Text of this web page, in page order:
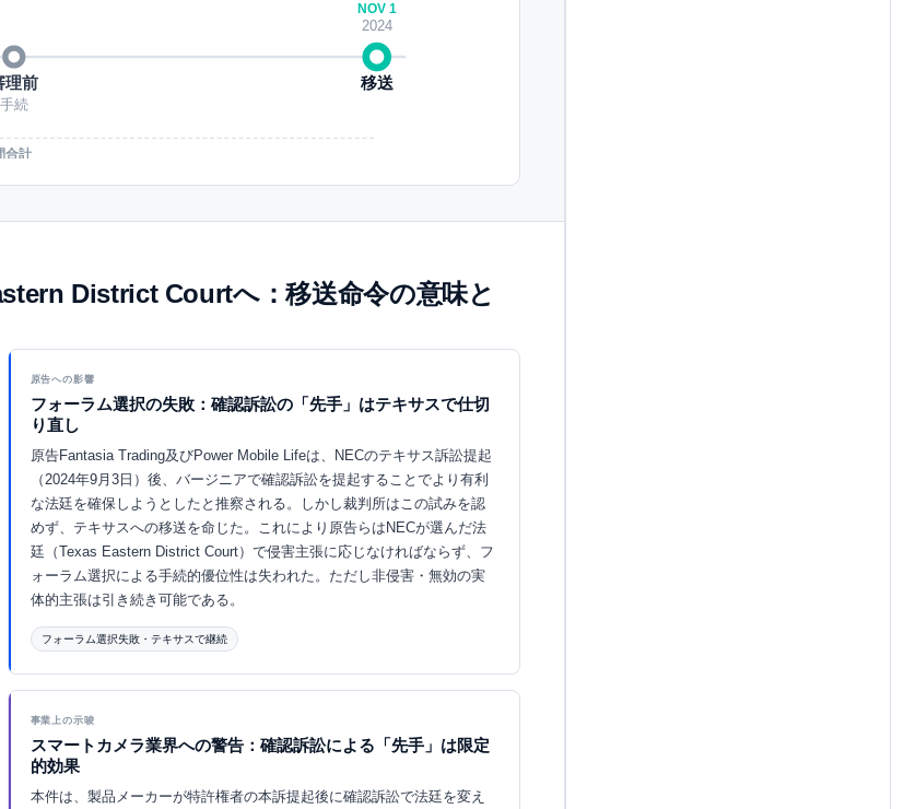
理前
手続
NOV 1
2024
移送
合計
District Courtへ：移送命令の意味と
原告への影響
フォーラム選択の失敗：確認訴訟の「先手」はテキサスで仕切
り直し
原告Fantasia Trading及びPower Mobile Lifeは、NECのテキサス訴訟提起
（2024年9月3日）後、バージニアで確認訴訟を提起することでより有利
な法廷を確保しようとしたと推察される。しかし裁判所はこの試みを認
めず、テキサスへの移送を命じた。これにより原告らはNECが選んだ法
廷（Texas Eastern District Court）で侵害主張に応じなければならず、フ
ォーラム選択による手続的優位性は失われた。ただし非侵害・無効の実
体的主張は引き続き可能である。
フォーラム選択失敗・テキサスで継続
事業上の示唆
スマートカメラ業界への警告：確認訴訟による「先手」は限定
的効果
本件は、製品メーカーが特許権者の本訴提起後に確認訴訟で法廷を変え